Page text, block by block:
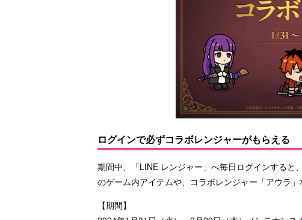
ログインで必ずコラボレンジャーがもらえる
期間中、「LINE レンジャー」へ毎日ログインする
のゲーム内アイテムや、コラボレンジャー「アウラ」
【期間】